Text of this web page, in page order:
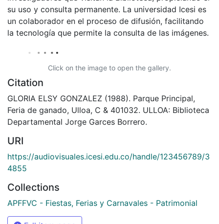
su uso y consulta permanente. La universidad Icesi es
un colaborador en el proceso de difusión, facilitando
la tecnología que permite la consulta de las imágenes.
Click on the image to open the gallery.
Citation
GLORIA ELSY GONZALEZ (1988). Parque Principal,
Feria de ganado, Ulloa, C & 401032. ULLOA: Biblioteca
Departamental Jorge Garces Borrero.
URI
https://audiovisuales.icesi.edu.co/handle/123456789/3
4855
Collections
APFFVC - Fiestas, Ferias y Carnavales - Patrimonial